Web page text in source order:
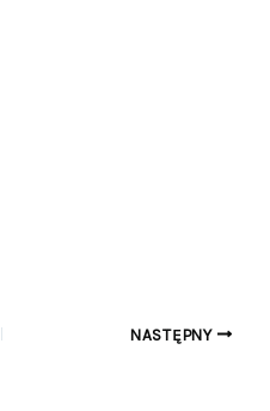
NASTĘPNY